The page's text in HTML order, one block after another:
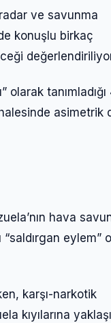
ve savunma
konuşlu birkaç
tanımladığı
asimetrik
hava
“saldırgan eylem”
karşı-narkotik
kıyılarına